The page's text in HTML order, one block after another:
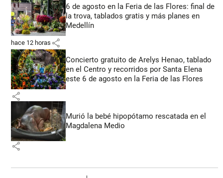
6 de agosto en la Feria de las Flores: final de
la trova, tablados gratis y más planes en
Medellín
hace 12 horas share
Concierto gratuito de Arelys Henao, tablado
en el Centro y recorridos por Santa Elena
este 6 de agosto en la Feria de las Flores
share
Murió la bebé hipopótamo rescatada en el
Magdalena Medio
share